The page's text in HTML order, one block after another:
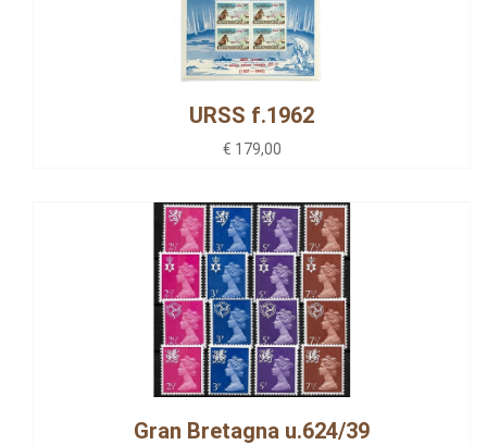
URSS f.1962
€ 179,00
Gran Bretagna u.624/39